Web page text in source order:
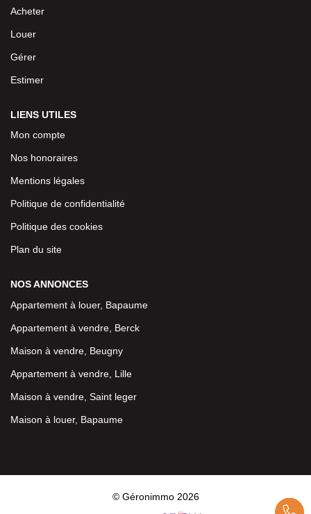
Acheter
Louer
Gérer
Estimer
LIENS UTILES
Mon compte
Nos honoraires
Mentions légales
Politique de confidentialité
Politique des cookies
Plan du site
NOS ANNONCES
Appartement à louer, Bapaume
Appartement à vendre, Berck
Maison à vendre, Beugny
Appartement à vendre, Lille
Maison à vendre, Saint leger
Maison à louer, Bapaume
© Géronimmo 2026